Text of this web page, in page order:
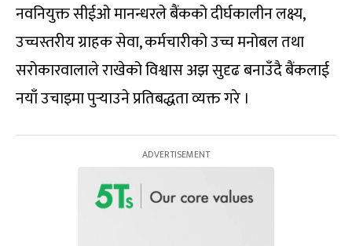
नवनियुक्त सीईओ मानन्धरले बैंकको दीर्घकालीन लक्ष्य,
उच्चस्तरीय ग्राहक सेवा, कर्मचारीको उच्च मनोबल तथा
सरोकारवालाले राखेको विश्वास अझ सुदृढ बनाउँदै बैंकलाई
नयाँ उचाइमा पुर्‍याउने प्रतिबद्धता व्यक्त गरे ।